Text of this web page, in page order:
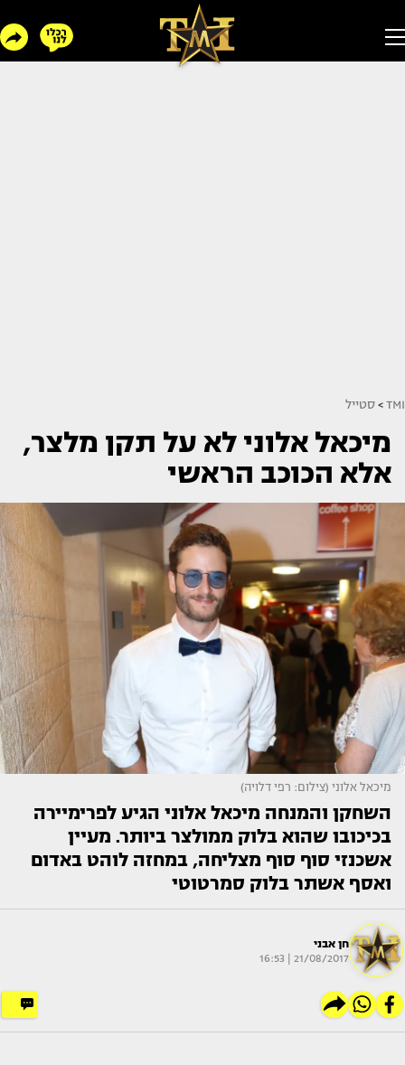
TMI
> סטייל
מיכאל אלוני לא על תקן מלצר,
אלא הכוכב הראשי
מיכאל אלוני (צילום: רפי דלויה)
השחקן והמנחה מיכאל אלוני הגיע לפרימיירה
בכיכובו שהוא בלוק ממולצר ביותר. מעיין
אשכנזי סוף סוף מצליחה, במחזה לוהט באדום
ואסף אשתר בלוק סמרטוטי
חן אבני
21/08/2017 | 16:53